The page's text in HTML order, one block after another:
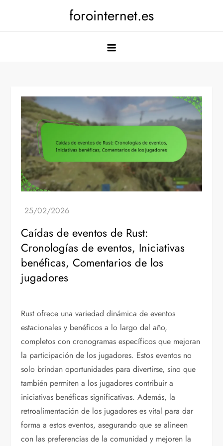
forointernet.es
Caídas de eventos de Rust:
Cronologías de eventos, Iniciativas
benéficas, Comentarios de los
jugadores
Rust ofrece una variedad dinámica de eventos
estacionales y benéficos a lo largo del año,
completos con cronogramas específicos que mejoran
la participación de los jugadores. Estos eventos no
solo brindan oportunidades para divertirse, sino que
también permiten a los jugadores contribuir a
iniciativas benéficas significativas. Además, la
retroalimentación de los jugadores es vital para dar
forma a estos eventos, asegurando que se alineen
con las preferencias de la comunidad y mejoren la